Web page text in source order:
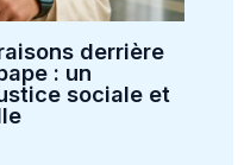
derrière
: un
sociale et